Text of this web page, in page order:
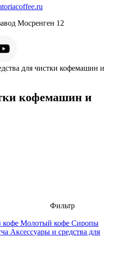
Мосренген 12
для чистки кофемашин и
кофемашин и
Фильтр
кофе Молотый кофе Сиропы
Аксессуары и средства для